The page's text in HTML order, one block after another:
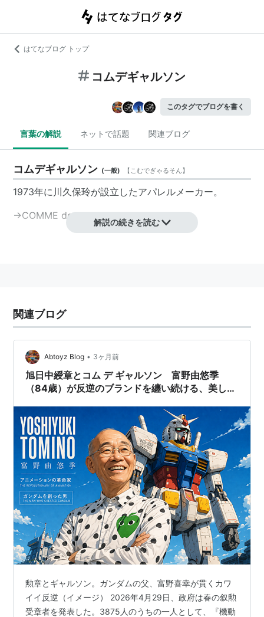
はてなブログ トップ
コムデギャルソン
このタグでブログを書く
言葉の解説 ネットで話題 関連ブログ
コムデギャルソン (一般) 【こむでぎゃるそん】
1973年に川久保玲が設立したアパレルメーカー。
→COMME des GARCONS
解説の続きを読む
関連ブログ
Abtoyz Blog • 3ヶ月前
旭日中綬章とコム デ ギャルソン 富野由悠季
（84歳）が反逆のブランドを纏い続ける、美しき
勲章とギャルソン。ガンダムの父、富野喜幸が貫くカワ
イイ反逆（イメージ） 2026年4月29日、政府は春の叙勲
受章者を発表した。3875人のうちの一人として、『機動